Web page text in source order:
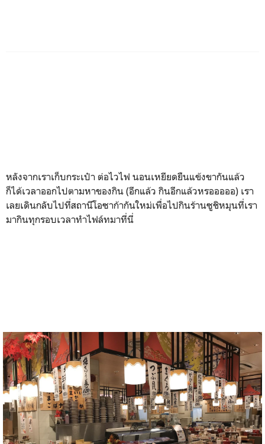
หลังจากเราเก็บกระเป๋า ต่อไวไฟ นอนเหยียดยืนแข้งขากันแล้ว
ก็ได้เวลาออกไปตามหาของกิน (อีกแล้ว กินอีกแล้วหรอออออ) เรา
เลยเดินกลับไปที่สถานีโอซาก้ากันใหม่เพื่อไปกินร้านซูชิหมุนที่เรา
มากินทุกรอบเวลาทำไฟล์ทมาที่นี่